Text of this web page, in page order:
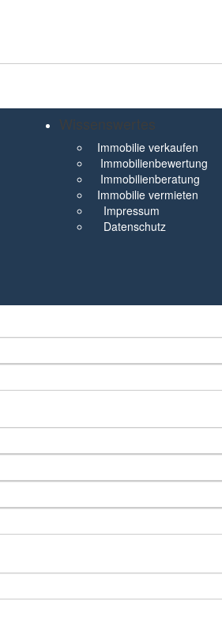
Wissenswertes
Immobilie verkaufen
Immobilienbewertung
Immobilienberatung
Immobilie vermieten
Impressum
Datenschutz